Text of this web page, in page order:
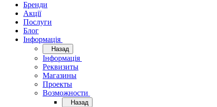
Бренди
Акції
Послуги
Блог
Інформація
Назад
Інформація
Реквизиты
Магазины
Проекты
Возможности
Назад